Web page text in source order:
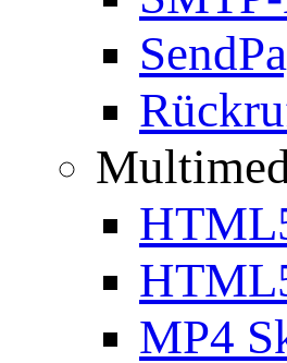
MP4